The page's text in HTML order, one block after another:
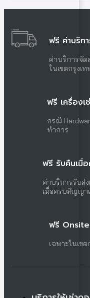
ฟรี ค่าบริก
ค่าบริการจัด
ในเขตกรุงเ
ฟรี เครื่องเ
กรณี
ทำการ
ฟรี รับคืนเมื่
ค่าบริการรับส่ง
เมื่อครบสัญญา
ฟรี
เฉพาะในเข